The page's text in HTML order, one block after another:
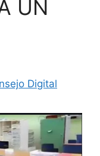
UN
Digital